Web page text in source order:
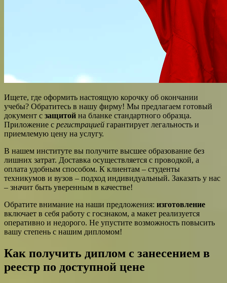
Ищете, где оформить настоящую корочку об окончании
учебы? Обратитесь в нашу фирму! Мы предлагаем готовый
документ с защитой на бланке стандартного образца.
Приложение с регистрацией гарантирует легальность и
приемлемую цену на услугу.
В нашем институте вы получите высшее образование без
лишних затрат. Доставка осуществляется с проводкой, а
оплата удобным способом. К клиентам – студенты
техникумов и вузов – подход индивидуальный. Заказать у нас
– значит быть уверенным в качестве!
Обратите внимание на наши предложения: изготовление
включает в себя работу с госзнаком, а макет реализуется
оперативно и недорого. Не упустите возможность повысить
вашу степень с нашим дипломом!
Как получить диплом с занесением в
реестр по доступной цене